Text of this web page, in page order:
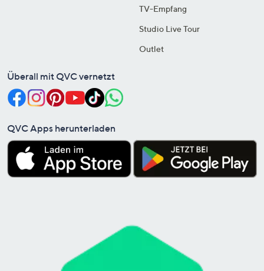
TV-Empfang
Studio Live Tour
Outlet
Überall mit QVC vernetzt
QVC Apps herunterladen